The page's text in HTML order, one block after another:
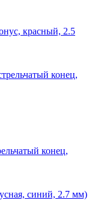
красный, 2.5
конец,